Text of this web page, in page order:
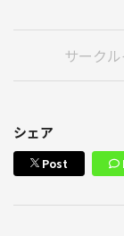
サーク
シェア
Post